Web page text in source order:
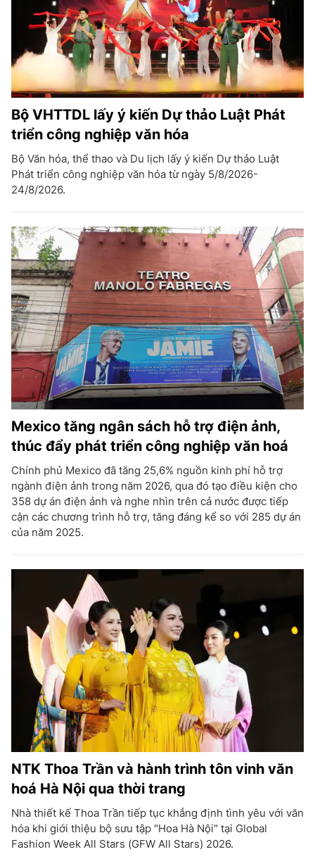
Bộ VHTTDL lấy ý kiến Dự thảo Luật Phát
triển công nghiệp văn hóa
Bộ Văn hóa, thể thao và Du lịch lấy ý kiến Dự thảo Luật
Phát triển công nghiệp văn hóa từ ngày 5/8/2026-
24/8/2026.
Mexico tăng ngân sách hỗ trợ điện ảnh,
thúc đẩy phát triển công nghiệp văn hoá
Chính phủ Mexico đã tăng 25,6% nguồn kinh phí hỗ trợ
ngành điện ảnh trong năm 2026, qua đó tạo điều kiện cho
358 dự án điện ảnh và nghe nhìn trên cả nước được tiếp
cận các chương trình hỗ trợ, tăng đáng kể so với 285 dự án
của năm 2025.
NTK Thoa Trần và hành trình tôn vinh văn
hoá Hà Nội qua thời trang
Nhà thiết kế Thoa Trần tiếp tục khẳng định tình yêu với văn
hóa khi giới thiệu bộ sưu tập "Hoa Hà Nội" tại Global
Fashion Week All Stars (GFW All Stars) 2026.